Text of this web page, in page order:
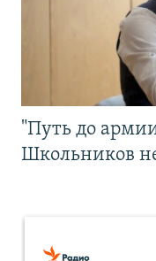
"Путь до
Школьников